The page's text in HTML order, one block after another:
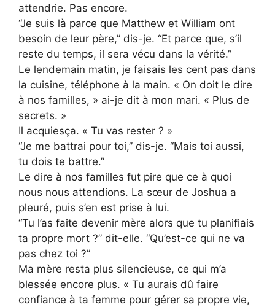
attendrie. Pas encore.
“Je suis là parce que Matthew et William ont
besoin de leur père,” dis-je. “Et parce que, s’il
reste du temps, il sera vécu dans la vérité.”
Le lendemain matin, je faisais les cent pas dans
la cuisine, téléphone à la main. « On doit le dire
à nos familles, » ai-je dit à mon mari. « Plus de
secrets. »
Il acquiesça. « Tu vas rester ? »
“Je me battrai pour toi,” dis-je. “Mais toi aussi,
tu dois te battre.”
Le dire à nos familles fut pire que ce à quoi
nous nous attendions. La sœur de Joshua a
pleuré, puis s’en est prise à lui.
“Tu l’as faite devenir mère alors que tu planifiais
ta propre mort ?” dit-elle. “Qu’est-ce qui ne va
pas chez toi ?”
Ma mère resta plus silencieuse, ce qui m’a
blessée encore plus. « Tu aurais dû faire
confiance à ta femme pour gérer sa propre vie,